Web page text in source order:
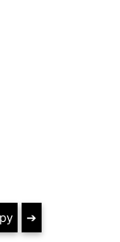
➔